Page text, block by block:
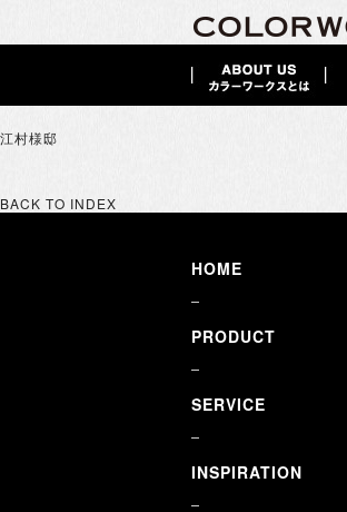
江村様邸
BACK TO INDEX
HOME
PRODUCT
SERVICE
INSPIRATION